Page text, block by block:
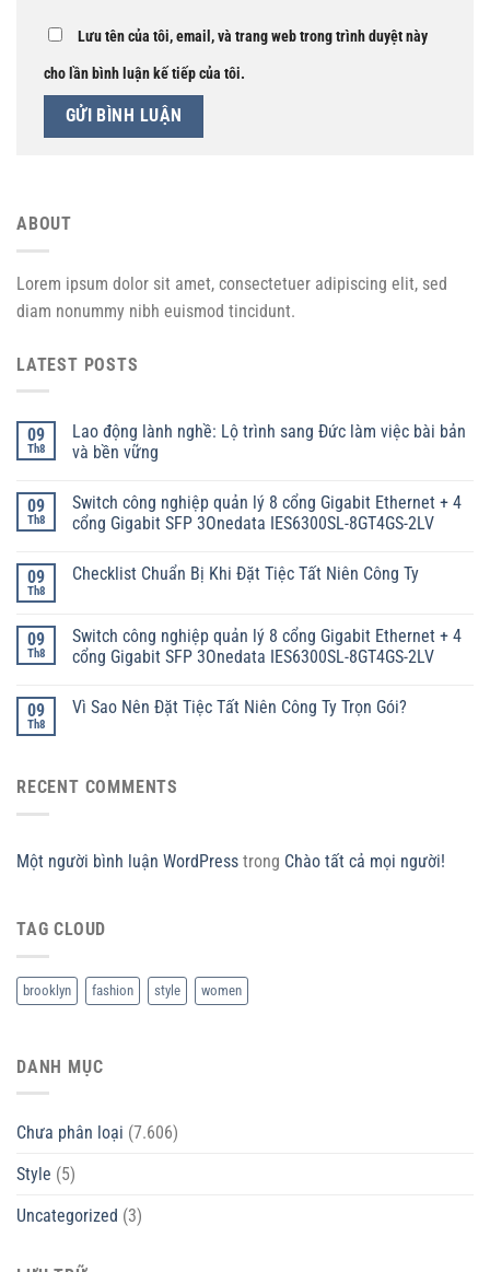
Lưu tên của tôi, email, và trang web trong trình duyệt này
cho lần bình luận kế tiếp của tôi.
ABOUT
Lorem ipsum dolor sit amet, consectetuer adipiscing elit, sed
diam nonummy nibh euismod tincidunt.
LATEST POSTS
09
Th8
Lao động lành nghề: Lộ trình sang Đức làm việc bài bản
và bền vững
09
Th8
Switch công nghiệp quản lý 8 cổng Gigabit Ethernet + 4
cổng Gigabit SFP 3Onedata IES6300SL-8GT4GS-2LV
09
Th8
Checklist Chuẩn Bị Khi Đặt Tiệc Tất Niên Công Ty
09
Th8
Switch công nghiệp quản lý 8 cổng Gigabit Ethernet + 4
cổng Gigabit SFP 3Onedata IES6300SL-8GT4GS-2LV
09
Th8
Vì Sao Nên Đặt Tiệc Tất Niên Công Ty Trọn Gói?
RECENT COMMENTS
Một người bình luận WordPress trong Chào tất cả mọi người!
TAG CLOUD
brooklyn fashion style women
DANH MỤC
Chưa phân loại (7.606)
Style (5)
Uncategorized (3)